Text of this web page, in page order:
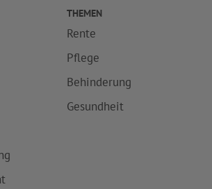
THEMEN
Rente
Pflege
Behinderung
Gesundheit